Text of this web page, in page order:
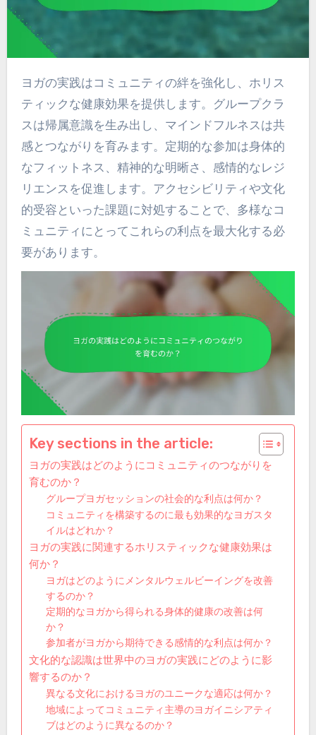
ヨガの実践はコミュニティの絆を強化し、ホリス
ティックな健康効果を提供します。グループクラ
スは帰属意識を生み出し、マインドフルネスは共
感とつながりを育みます。定期的な参加は身体的
なフィットネス、精神的な明晰さ、感情的なレジ
リエンスを促進します。アクセシビリティや文化
的受容といった課題に対処することで、多様なコ
ミュニティにとってこれらの利点を最大化する必
要があります。
Key sections in the article:
ヨガの実践はどのようにコミュニティのつながりを
育むのか？
グループヨガセッションの社会的な利点は何か？
コミュニティを構築するのに最も効果的なヨガスタ
イルはどれか？
ヨガの実践に関連するホリスティックな健康効果は
何か？
ヨガはどのようにメンタルウェルビーイングを改善
するのか？
定期的なヨガから得られる身体的健康の改善は何
か？
参加者がヨガから期待できる感情的な利点は何か？
文化的な認識は世界中のヨガの実践にどのように影
響するのか？
異なる文化におけるヨガのユニークな適応は何か？
地域によってコミュニティ主導のヨガイニシアティ
ブはどのように異なるのか？